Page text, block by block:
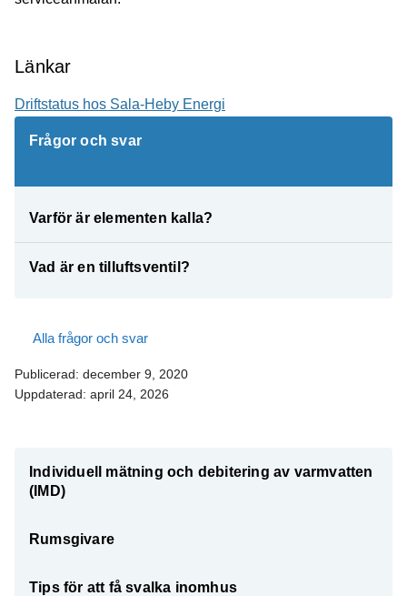
Länkar
Driftstatus hos Sala-Heby Energi
Frågor och svar
Varför är elementen kalla?
Vad är en tilluftsventil?
Alla frågor och svar
Publicerad: december 9, 2020
Uppdaterad: april 24, 2026
Individuell mätning och debitering av varmvatten
(IMD)
Rumsgivare
Tips för att få svalka inomhus